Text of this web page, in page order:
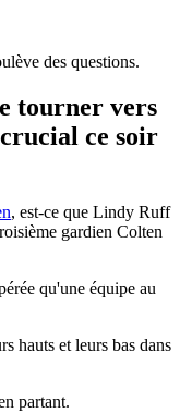
des questions.
tourner vers
ce soir
, est-ce que Lindy Ruff
gardien Colten
qu'une équipe au
hauts et leurs bas dans
partant.